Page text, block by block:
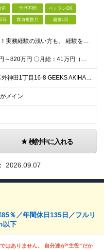
迎 学歴不問 ベテランOK
日 賞与複数月 面接1回
スキル素養重視！実務経験の浅い方も、 経験を活かしたい中堅層も、幅広く歓迎します！ ・学歴不問 ・システム運用、構築、開発経験または相当の見識がある方 ◆賞与年2回有◆20～50代まで幅広い年代が
〇年収：550万円～820万円 〇月給：41万円（固定残業100,898円含）～ 60万円（固定残業152,929円含）＋賞与＋資格手当 ※固定残業は45時間（当社の平均残業は8時間です）。 万が一
◆本社 千代田区外神田1丁目16-8 GEEKS AKIHABARA 3階 ◆リモートワーク者多数 ※上記を除く当社関連勤務地
メイン
検討中に入れる
2026.09.07
％／年間休日135日／フルリ
以下
はありません。 自分達が”主役”だか